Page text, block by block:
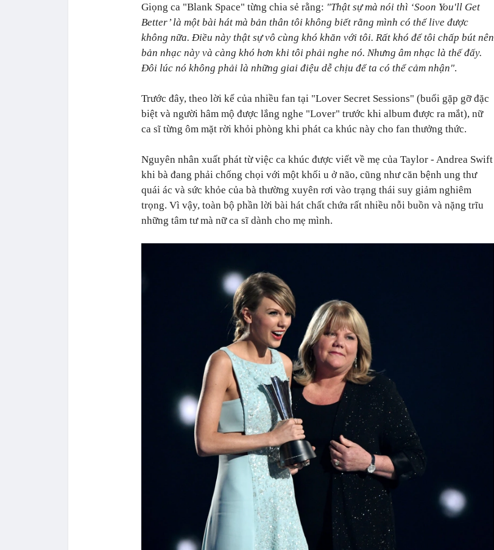
Giọng ca "Blank Space" từng chia sẻ rằng: "Thật sự mà nói thì ‘Soon You'll Get
Better’ là một bài hát mà bản thân tôi không biết rằng mình có thể live được
không nữa. Điều này thật sự vô cùng khó khăn với tôi. Rất khó để tôi chấp bút nên
bản nhạc này và càng khó hơn khi tôi phải nghe nó. Nhưng âm nhạc là thế đấy.
Đôi lúc nó không phải là những giai điệu dễ chịu để ta có thể cảm nhận".
Trước đây, theo lời kể của nhiều fan tại "Lover Secret Sessions" (buổi gặp gỡ đặc
biệt và người hâm mộ được lắng nghe "Lover" trước khi album được ra mắt), nữ
ca sĩ từng ôm mặt rời khỏi phòng khi phát ca khúc này cho fan thưởng thức.
Nguyên nhân xuất phát từ việc ca khúc được viết về mẹ của Taylor - Andrea Swift
khi bà đang phải chống chọi với một khối u ở não, cũng như căn bệnh ung thư
quái ác và sức khỏe của bà thường xuyên rơi vào trạng thái suy giảm nghiêm
trọng. Vì vậy, toàn bộ phần lời bài hát chất chứa rất nhiều nỗi buồn và nặng trĩu
những tâm tư mà nữ ca sĩ dành cho mẹ mình.